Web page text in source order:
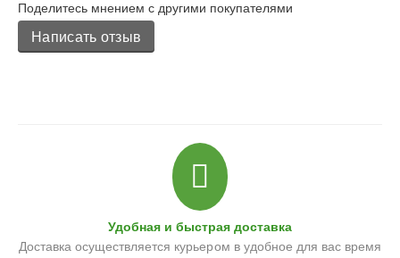
Поделитесь мнением с другими покупателями
Написать отзыв
Удобная и быстрая доставка
Доставка осуществляется курьером в удобное для вас время